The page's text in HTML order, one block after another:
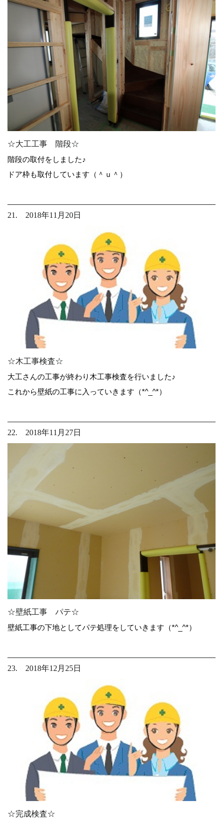
☆大工工事 階段☆
階段の取付をしました♪
ドア枠も取付しています（＾ｕ＾）
21. 2018年11月20日
☆木工事検査☆
大工さんの工事が終わり木工事検査を行いました♪
これから壁紙の工事に入っていきます（*^_^*）
22. 2018年11月27日
☆壁紙工事 パテ☆
壁紙工事の下地としてパテ処理をしていきます（*^_^*）
23. 2018年12月25日
☆完成検査☆